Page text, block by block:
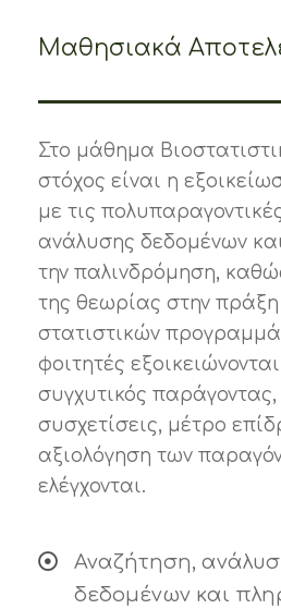
Μαθησιακά
Στο μάθημα
στόχος είναι η
με τις
ανάλυσης δεδομένων
την παλινδρόμηση,
της θεωρίας στην
στατιστικών
φοιτητές
συγχυτικός
συσχετίσεις, μέτρο
αξιολόγηση των
ελέγχονται.
Αναζήτηση,
δεδομένων και